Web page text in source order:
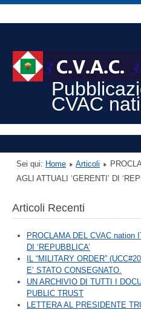
CVAC
Sei qui: Home Articoli
AGLI ATTUALI ‘GERENTI’ DI
Articoli Recenti
PROCLAMA DEL CVAC nation
DI ‘REPUBBLICA’
IL “MILITARY ORDER”
E’ STATO CONSEGNATO.
UN ARCHIVIO DI TUTTI I
PUBLIC TRUST
LETTERA AL PRESIDENTE